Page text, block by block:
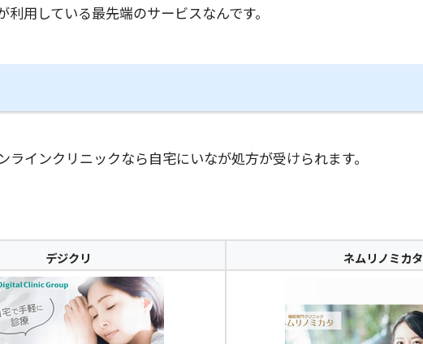
用している最先端のサービスなんです。
ラインクリニックなら自宅にいなが処方が受けられます。
デジクリ ネムリノミカタ